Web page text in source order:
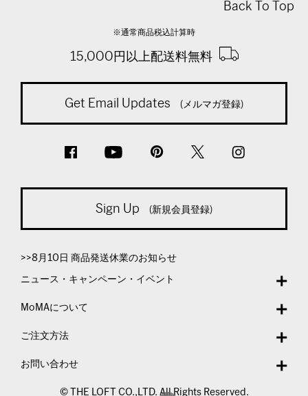
Back To Top
※通常商品税込計算時
15,000円以上配送料無料
Get Email Updates (メルマガ登録)
Sign Up (新規会員登録)
>>8月10日 商品発送休業のお知らせ
ニュース・キャンペーン・イベント
MoMAについて
ご注文方法
お問い合わせ
© THE LOFT CO.,LTD. All Rights Reserved.